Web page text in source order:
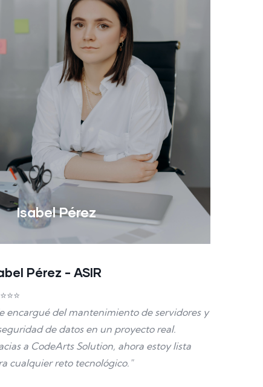
Isabel Pérez
Pérez - ASIR
encargué del mantenimiento de servidores y
de datos en un proyecto real.
a CodeArts Solution, ahora estoy lista
cualquier reto tecnológico."